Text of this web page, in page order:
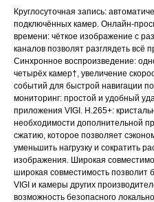
Круглосуточная запись:
подключённых камер. Онлайн-
времени: чёткое изображение с
каналов позволят разглядеть всё
Синхронное воспроизведение:
четырёх камер†, увеличение
событий для быстрой навигации
мониторинг: простой и удобный
приложения VIGI. H.265+:
необходимости дополнительной
сжатию, которое позволяет
уменьшить нагрузку и сократить
изображения. Широкая
широкая совместимость позволит
VIGI и камеры других
возможность безопасного